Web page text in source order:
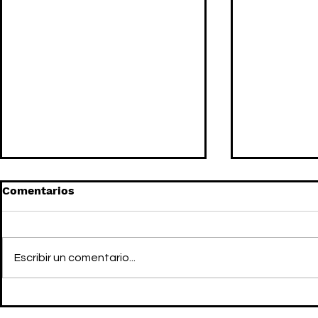
comeback
colección
Comentarios
Escribir un comentario...